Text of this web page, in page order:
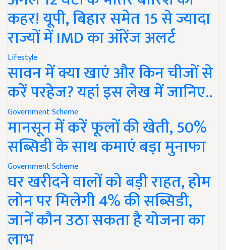
कहर! यूपी, बिहार समेत 15 से ज्यादा
राज्यों में IMD का ऑरेंज अलर्ट
Lifestyle
सावन में क्या खाएं और किन चीजों से
करें परहेज? यहां इस लेख में जानिए..
Government Scheme
मानसून में करें फूलों की खेती, 50%
सब्सिडी के साथ कमाएं बड़ा मुनाफा
Government Scheme
घर खरीदने वालों को बड़ी राहत, होम
लोन पर मिलेगी 4% की सब्सिडी,
जानें कौन उठा सकता है योजना का
लाभ